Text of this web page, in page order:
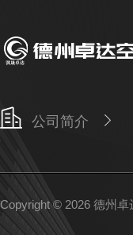
公司简介
Copyright © 2026 德州